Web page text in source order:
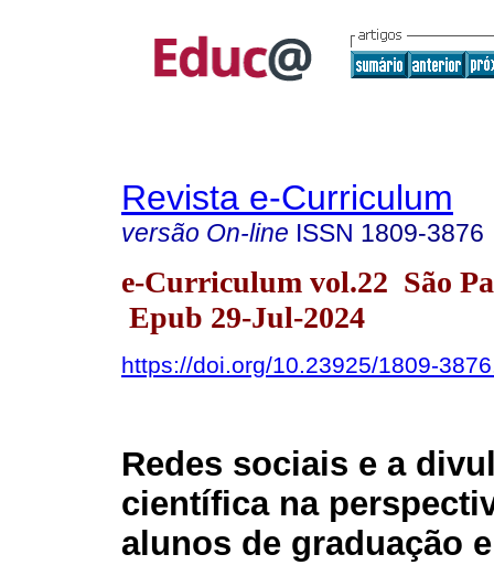
Revista e-Curriculum
versão On-line ISSN 1809-3876
e-Curriculum vol.22 São
Epub 29-Jul-2024
https://doi.org/10.23925/1809-
Redes sociais e a
científica na
alunos de graduação